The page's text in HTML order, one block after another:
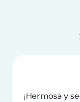
¡Hermosa y